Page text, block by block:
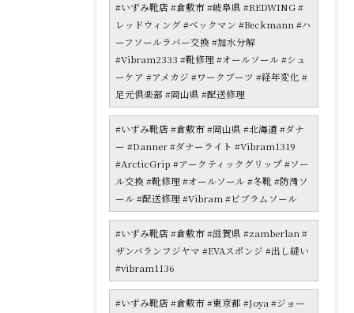
#いずみ靴店 #倉敷市 #岐阜県 #REDWING #
レッドウィング #ベックマン #Beckmann #ハ
ーフソールラバー交換 #加水分解
#Vibram2333 #靴修理 #オールソール #シュ
ーケア #アメカジ #ワークブーツ #経年変化 #
足元倶楽部 #岡山県 #配送修理
#いずみ靴店 #倉敷市 #岡山県 #北海道 #ダナ
ー #Danner #ダナーライト #Vibram1319
#ArcticGrip #アークティックグリップ #ソー
ル交換 #靴修理 #オールソール #冬靴 #防滑ソ
ール #配送修理 #Vibram #ビブラムソール
#いずみ靴店 #倉敷市 #滋賀県 #zamberlan #
ザンバランフジヤマ #EVAスポンジ #出し縫い
#vibram1136
#いずみ靴店 #倉敷市 #東京都 #Joya #ジョー